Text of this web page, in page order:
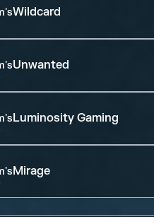
Wildcard
Unwanted
Luminosity Gaming
Mirage